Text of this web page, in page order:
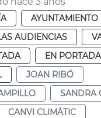
AYUNTAMIENTO
AUDIENCIAS
EN
JOAN RIBÓ
SANDRA
CANVI CLIMÀTIC